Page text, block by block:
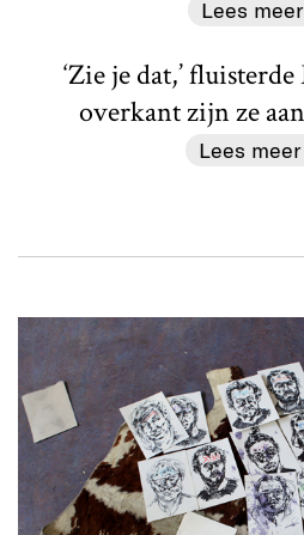
Lees meer
‘Zie je dat,’ fluisterde
overkant zijn ze
Lees meer